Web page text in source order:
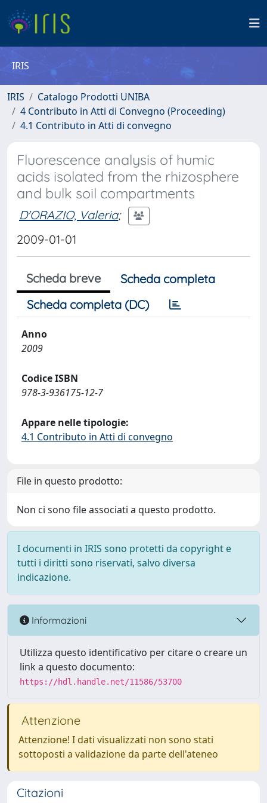
IRIS
IRIS
Catalogo Prodotti UNIBA
4 Contributo in Atti di Convegno (Proceeding)
4.1 Contributo in Atti di convegno
Fluorescence analysis of humic
acids isolated from the rhizosphere
and bulk soil compartments
D'ORAZIO, Valeria;
2009-01-01
Scheda breve
Scheda completa
Scheda completa (DC)
Anno
2009
Codice ISBN
978-3-936175-12-7
Appare nelle tipologie:
4.1 Contributo in Atti di convegno
File in questo prodotto:
Non ci sono file associati a questo prodotto.
I documenti in IRIS sono protetti da copyright e
tutti i diritti sono riservati, salvo diversa
indicazione.
Informazioni
Utilizza questo identificativo per citare o creare un
link a questo documento:
https://hdl.handle.net/11586/53700
Attenzione
Attenzione! I dati visualizzati non sono stati
sottoposti a validazione da parte dell'ateneo
Citazioni